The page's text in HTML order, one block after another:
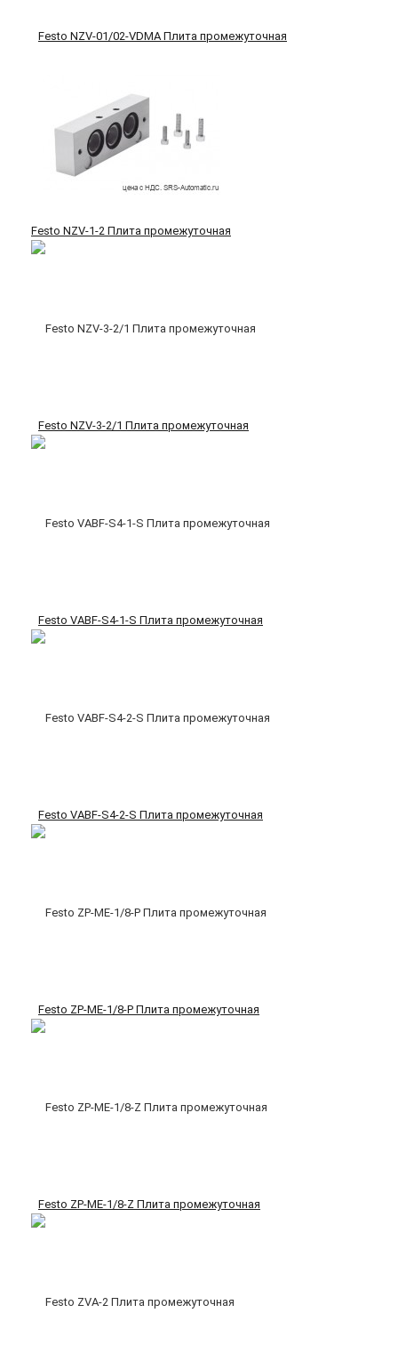
Festo NZV-01/02-VDMA Плита промежуточная
Festo NZV-1-2 Плита промежуточная
Festo NZV-3-2/1 Плита промежуточная
Festo VABF-S4-1-S Плита промежуточная
Festo VABF-S4-2-S Плита промежуточная
Festo ZP-ME-1/8-P Плита промежуточная
Festo ZP-ME-1/8-Z Плита промежуточная